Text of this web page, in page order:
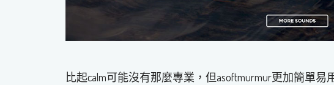
比起calm可能沒有那麼專業，但asoftmurmur更加簡單